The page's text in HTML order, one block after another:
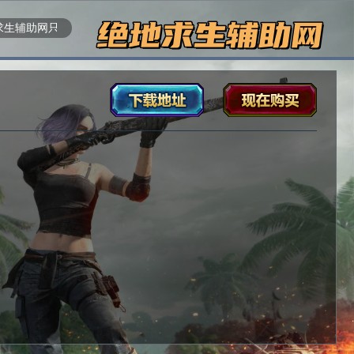
助网只提供稳定安全防封的产品，非本站购卡的绝地求生外挂不提供